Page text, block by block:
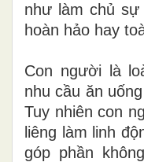
như làm chủ
hoàn hảo hay
Con người là
nhu cầu ăn
Tuy nhiên con
liêng làm linh
góp phần